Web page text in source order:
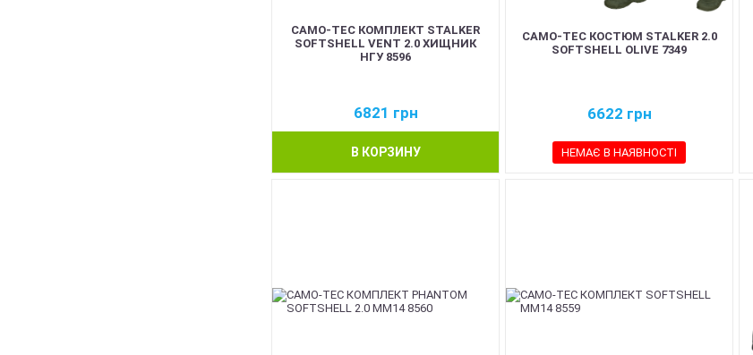
CAMO-TEC КОМПЛЕКТ STALKER
SOFTSHELL VENT 2.0 ХИЩНИК
НГУ 8596
6821 грн
В КОРЗИНУ
CAMO-TEC КОСТЮМ STALKER 2.0
SOFTSHELL OLIVE 7349
6622 грн
НЕМАЄ В НАЯВНОСТІ